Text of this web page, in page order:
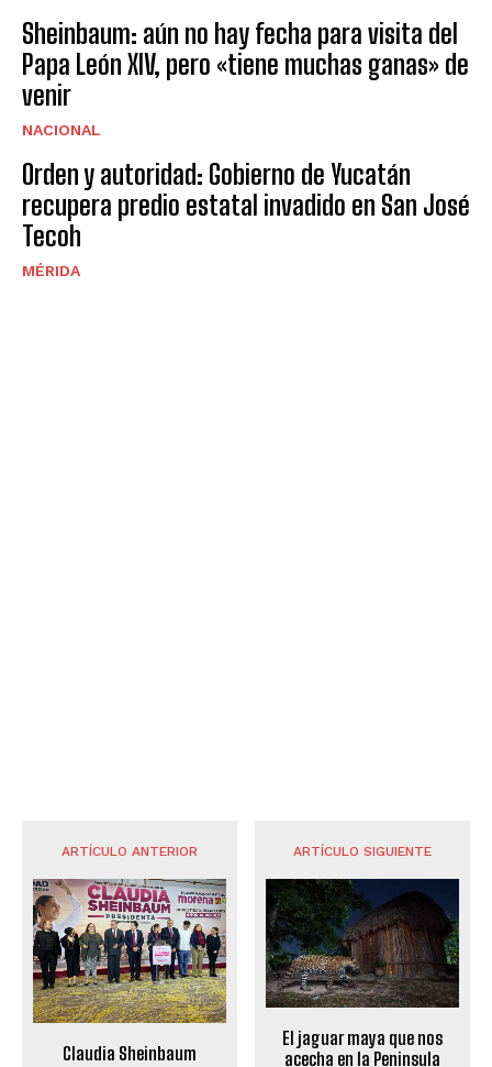
Sheinbaum: aún no hay fecha para visita del
Papa León XIV, pero «tiene muchas ganas» de
venir
NACIONAL
Orden y autoridad: Gobierno de Yucatán
recupera predio estatal invadido en San José
Tecoh
MÉRIDA
ARTÍCULO ANTERIOR
Claudia Sheinbaum
ARTÍCULO SIGUIENTE
El jaguar maya que nos
acecha en la Peninsula